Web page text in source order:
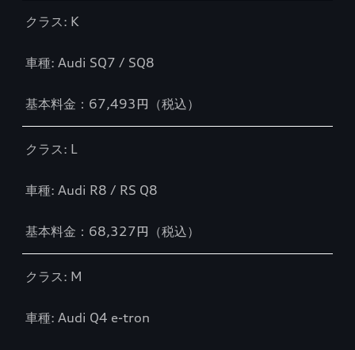
クラス: K
車種: Audi SQ7 / SQ8
基本料金：67,493円（税込）
クラス: L
車種: Audi R8 / RS Q8
基本料金：68,327円（税込）
クラス: M
車種: Audi Q4 e-tron